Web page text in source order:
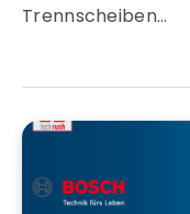
Trennscheiben…